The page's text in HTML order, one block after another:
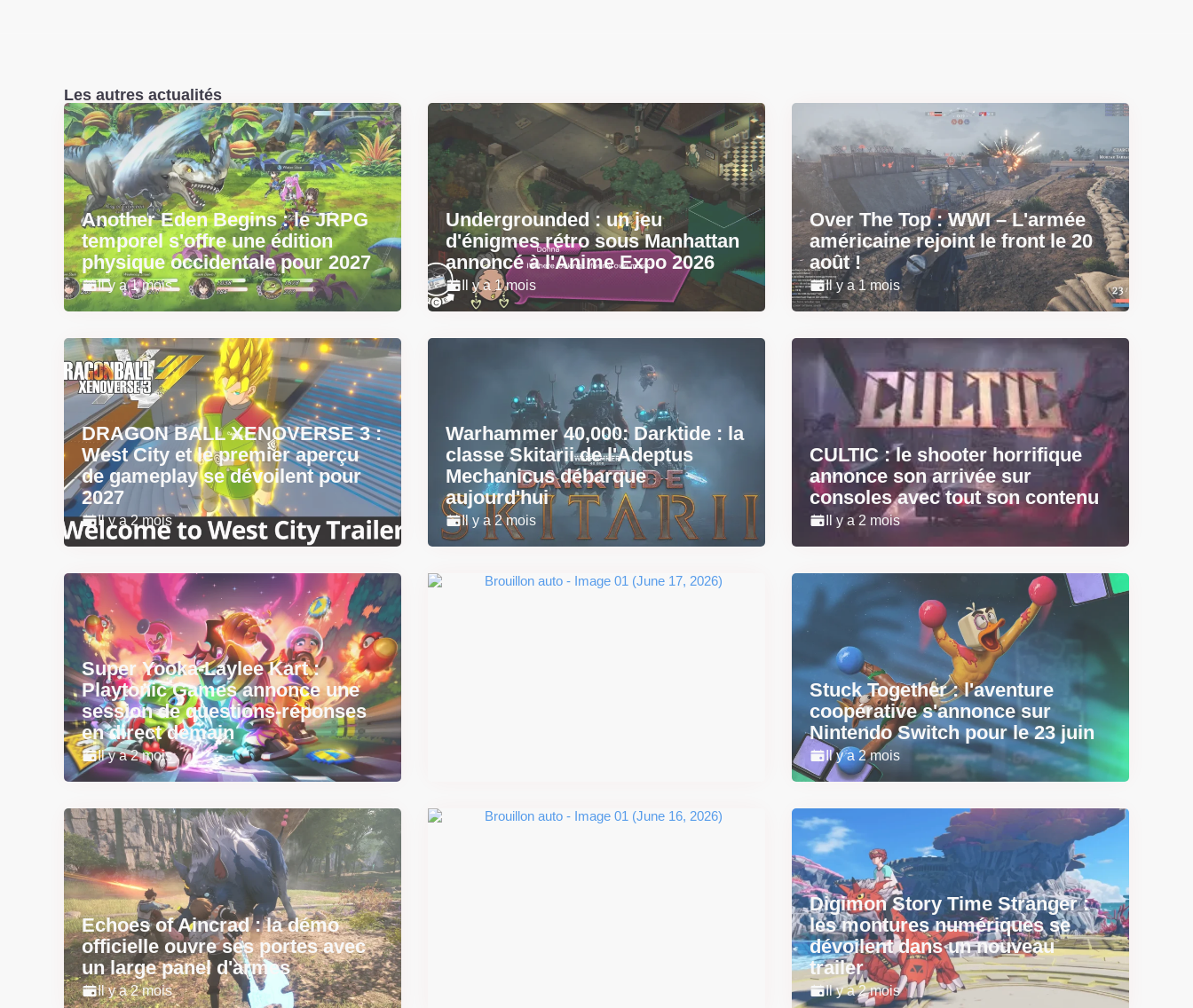
Les autres actualités
Another Eden Begins : le JRPG
temporel s'offre une édition
physique occidentale pour 2027
Il y a 1 mois
Undergrounded : un jeu
d'énigmes rétro sous Manhattan
annoncé à l'Anime Expo 2026
Il y a 1 mois
Over The Top : WWI – L'armée
américaine rejoint le front le 20
août !
Il y a 1 mois
DRAGON BALL XENOVERSE 3 :
West City et le premier aperçu
de gameplay se dévoilent pour
2027
Il y a 2 mois
Warhammer 40,000: Darktide : la
classe Skitarii de l'Adeptus
Mechanicus débarque
aujourd'hui
Il y a 2 mois
CULTIC : le shooter horrifique
annonce son arrivée sur
consoles avec tout son contenu
Il y a 2 mois
Super Yooka-Laylee Kart :
Playtonic Games annonce une
session de questions-réponses
en direct demain
Il y a 2 mois
Stuck Together : l'aventure
coopérative s'annonce sur
Nintendo Switch pour le 23 juin
Il y a 2 mois
Echoes of Aincrad : la démo
officielle ouvre ses portes avec
un large panel d'armes
Il y a 2 mois
Digimon Story Time Stranger :
les montures numériques se
dévoilent dans un nouveau
trailer
Il y a 2 mois